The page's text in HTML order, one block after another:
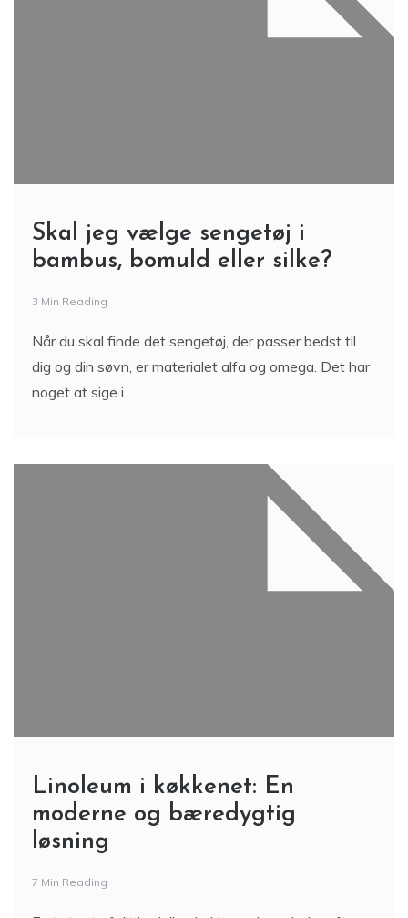
Skal jeg vælge sengetøj i
bambus, bomuld eller silke?
3 Min Reading
Når du skal finde det sengetøj, der passer bedst til
dig og din søvn, er materialet alfa og omega. Det har
noget at sige i
Linoleum i køkkenet: En
moderne og bæredygtig
løsning
7 Min Reading